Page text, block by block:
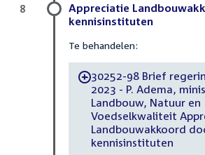
Appreciatie
kennisinstituten
Te behandelen:
-30252-98 Brief
2023 - P. Adema,
Landbouw, Natuur en
Voedselkwaliteit
Landbouwakkoord
kennisinstituten
8